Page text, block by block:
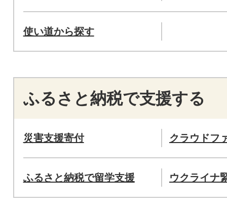
使い道から探す
ふるさと納税で支援する
災害支援寄付 クラウドフ
ふるさと納税で留学支援 ウクライナ